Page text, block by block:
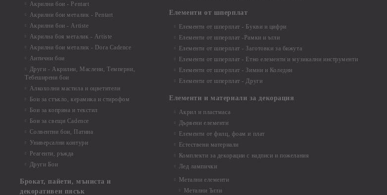
Акрилни бои - Pentart
Акрилни бои металик - Pentart
Акрилни бои - Artiste
Акрилна боя металик - Artiste
Акрилни бои металик - Dora Cadence
Антични бои
Други - Акрилни, Маслени, Темперни,
Тебеширени бои
Алкохолни мастила и оцветители
Бои за стъкло, керамика и стирофом
Бои за коприна и текстил
Бои за свещи Cadence
Солвентни бои, Патина
Универсални контури
Реагенти, ръжда
Други Бои
Брокат, пайети, мъниста и
декоративен пясък
Елементи от шперплат
Елементи от шперплат - Букви и цифри
Елементи от шперплат -Рамки и ъгли
Елементи от шперплат - Заготовки за бижута
Елементи от шперплат - Етно елементи и музикални инструменти
Елементи от шперплат - Зимни и Коледни
Елементи от шперплат - Други
Елементи и материали за декорация
Акрил и пластмаса
Дървени елементи
Елементи от филц, фоам и плат
Естествени материали
Комплекти за декорации с надписи и пожелания
Лед лампички
Метални елементи
Метални Ъгли